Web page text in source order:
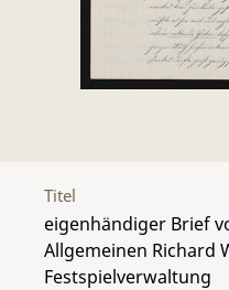
Titel
eigenhändiger Brief
Allgemeinen Richard
Festspielverwaltung